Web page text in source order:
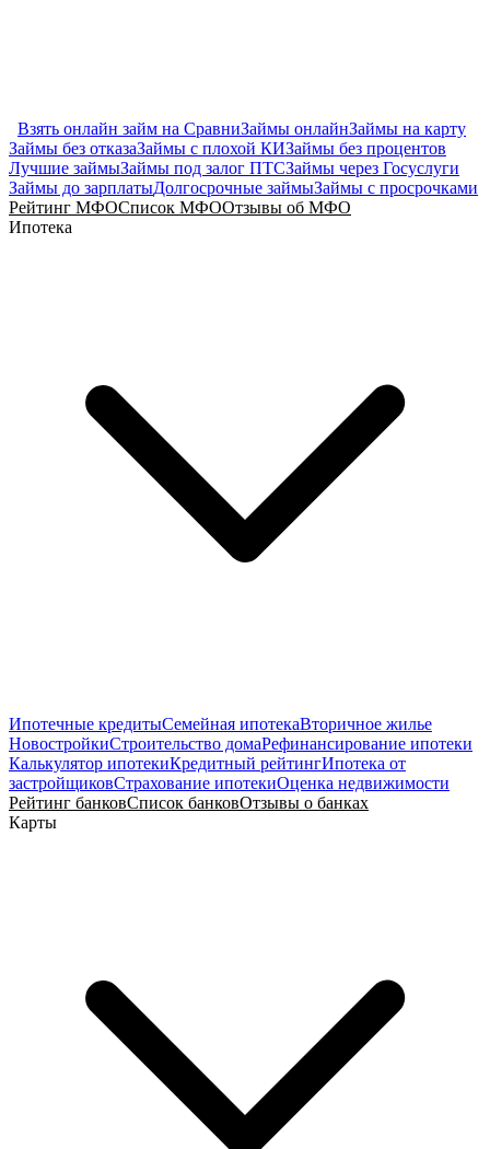
Взять онлайн займ на СравниЗаймы онлайнЗаймы на карту
Займы без отказаЗаймы с плохой КИЗаймы без процентов
Лучшие займыЗаймы под залог ПТСЗаймы через Госуслуги
Займы до зарплатыДолгосрочные займыЗаймы с просрочками
Рейтинг МФОСписок МФООтзывы об МФО
Ипотека
Ипотечные кредитыСемейная ипотекаВторичное жилье
НовостройкиСтроительство домаРефинансирование ипотеки
Калькулятор ипотекиКредитный рейтингИпотека от
застройщиковСтрахование ипотекиОценка недвижимости
Рейтинг банковСписок банковОтзывы о банках
Карты